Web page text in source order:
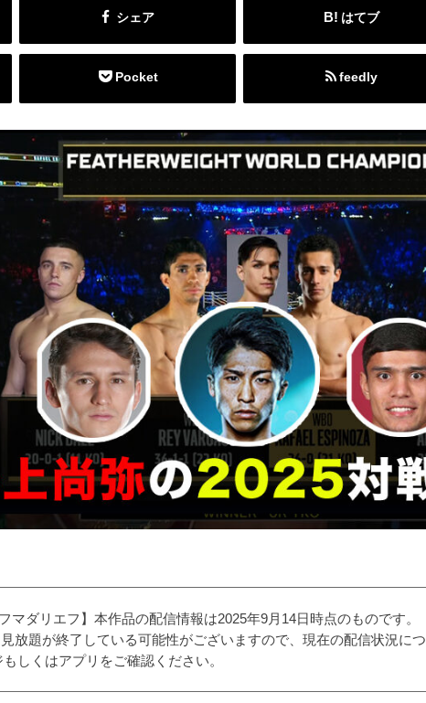
シェア はてブ
Pocket feedly
ダリエフ】本作品の配信情報は2025年9月14日時点のものです。
放題が終了している可能性がございますので、現在の配信状況につ
しくはアプリをご確認ください。